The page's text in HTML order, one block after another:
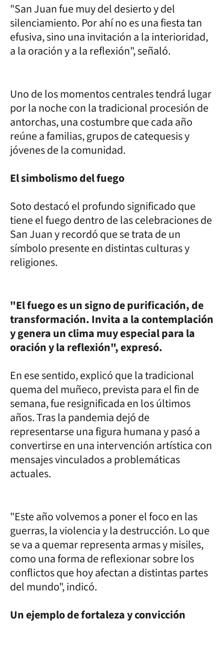
"San Juan fue muy del desierto y del
silenciamiento. Por ahí no es una fiesta tan
efusiva, sino una invitación a la interioridad,
a la oración y a la reflexión", señaló.
Uno de los momentos centrales tendrá lugar
por la noche con la tradicional procesión de
antorchas, una costumbre que cada año
reúne a familias, grupos de catequesis y
jóvenes de la comunidad.
El simbolismo del fuego
Soto destacó el profundo significado que
tiene el fuego dentro de las celebraciones de
San Juan y recordó que se trata de un
símbolo presente en distintas culturas y
religiones.
"El fuego es un signo de purificación, de
transformación. Invita a la contemplación
y genera un clima muy especial para la
oración y la reflexión", expresó.
En ese sentido, explicó que la tradicional
quema del muñeco, prevista para el fin de
semana, fue resignificada en los últimos
años. Tras la pandemia dejó de
representarse una figura humana y pasó a
convertirse en una intervención artística con
mensajes vinculados a problemáticas
actuales.
"Este año volvemos a poner el foco en las
guerras, la violencia y la destrucción. Lo que
se va a quemar representa armas y misiles,
como una forma de reflexionar sobre los
conflictos que hoy afectan a distintas partes
del mundo", indicó.
Un ejemplo de fortaleza y convicción